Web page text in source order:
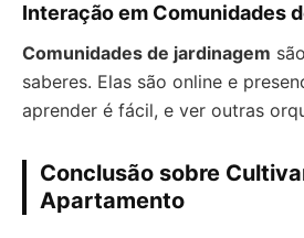
Interação em Comunidades
Comunidades de jardinagem
saberes. Elas são online e
aprender é fácil, e ver outras
Conclusão sobre
Apartamento